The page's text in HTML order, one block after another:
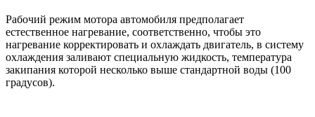
Рабочий режим мотора автомобиля предполагает
естественное нагревание, соответственно, чтобы это
нагревание корректировать и охлаждать двигатель, в систему
охлаждения заливают специальную жидкость, температура
закипания которой несколько выше стандартной воды (100
градусов).